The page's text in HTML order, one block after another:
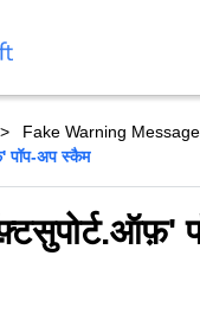
Fake Warning
पॉप-अप स्कैम